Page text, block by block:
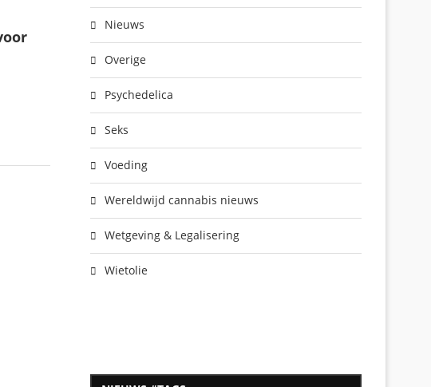
Nieuws
Overige
Psychedelica
Seks
Voeding
Wereldwijd cannabis nieuws
Wetgeving & Legalisering
Wietolie